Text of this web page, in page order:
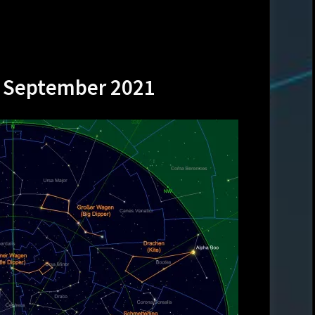
2021